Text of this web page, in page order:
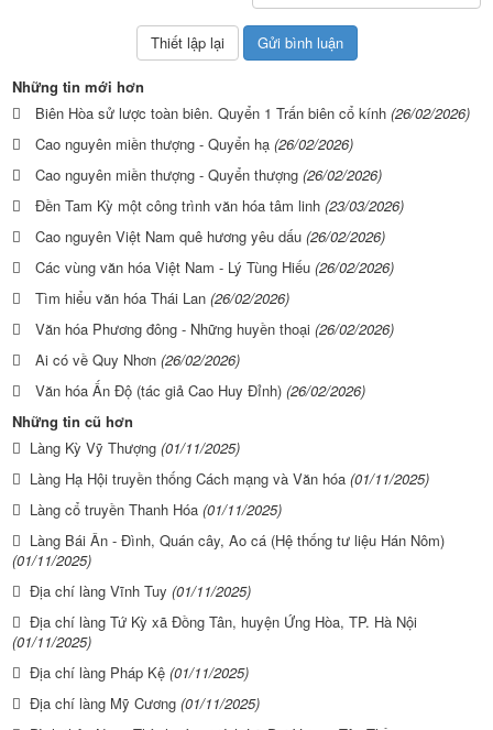
Những tin mới hơn
Biên Hòa sử lược toàn biên. Quyển 1 Trấn biên cổ kính (26/02/2026)
Cao nguyên miền thượng - Quyển hạ (26/02/2026)
Cao nguyên miền thượng - Quyển thượng (26/02/2026)
Đền Tam Kỳ một công trình văn hóa tâm linh (23/03/2026)
Cao nguyên Việt Nam quê hương yêu dấu (26/02/2026)
Các vùng văn hóa Việt Nam - Lý Tùng Hiếu (26/02/2026)
Tìm hiểu văn hóa Thái Lan (26/02/2026)
Văn hóa Phương đông - Những huyền thoại (26/02/2026)
Ai có về Quy Nhơn (26/02/2026)
Văn hóa Ấn Độ (tác giả Cao Huy Đỉnh) (26/02/2026)
Những tin cũ hơn
Làng Kỳ Vỹ Thượng (01/11/2025)
Làng Hạ Hội truyền thống Cách mạng và Văn hóa (01/11/2025)
Làng cổ truyền Thanh Hóa (01/11/2025)
Làng Bái Ân - Đình, Quán cây, Ao cá (Hệ thống tư liệu Hán Nôm)
(01/11/2025)
Địa chí làng Vĩnh Tuy (01/11/2025)
Địa chí làng Tứ Kỳ xã Đồng Tân, huyện Ứng Hòa, TP. Hà Nội
(01/11/2025)
Địa chí làng Pháp Kệ (01/11/2025)
Địa chí làng Mỹ Cương (01/11/2025)